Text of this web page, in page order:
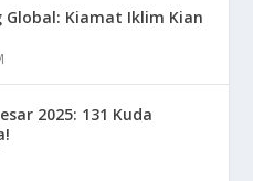
Global: Kiamat Iklim Kian
2025: 131 Kuda